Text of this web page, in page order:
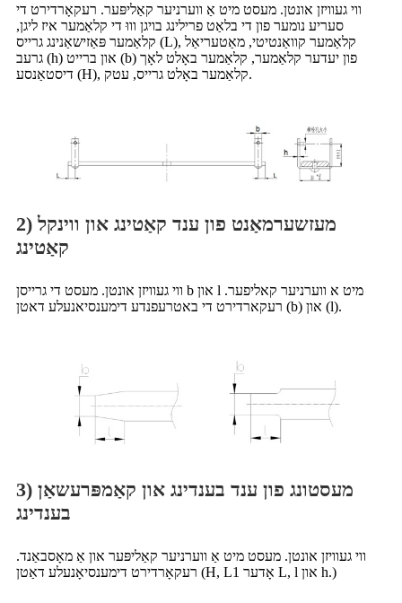
ווי געוויזן אונטן. מעסט מיט אַ ווערניער קאַליפּער. רעקאָרדירט די
סעריע נומער פון די בלאַט פרילינג בויגן וווּ די קלאַמער איז ליגן,
קלאַמער פּאַזישאַנינג גרייס (L), קלאַמער קוואַנטיטי, מאַטעריאַל
גרעב (h) און ברייט (b) פון יעדער קלאַמער, קלאַמער באָלט לאָך
דיסטאַנסע (H), קלאַמער באָלט גרייס, עטק.
2) מעזשערמאַנט פון ענד קאַטינג און ווינקל
קאַטינג
ווי געוויזן אונטן. מעסט די גרייסן b און l מיט א ווערניער קאליפער.
רעקארדירט די באטרעפנדע דימענסיאנעלע דאטן (b) און (l).
3) מעסטונג פון ענד בענדינג און קאַמפּרעשאַן
בענדינג
ווי געוויזן אונטן. מעסט מיט אַ ווערניער קאַליפּער און אַ מאָסבאַנד.
רעקאָרדירט דימענסיאָנעלע דאַטן (H, L1 אָדער L, l און h.)